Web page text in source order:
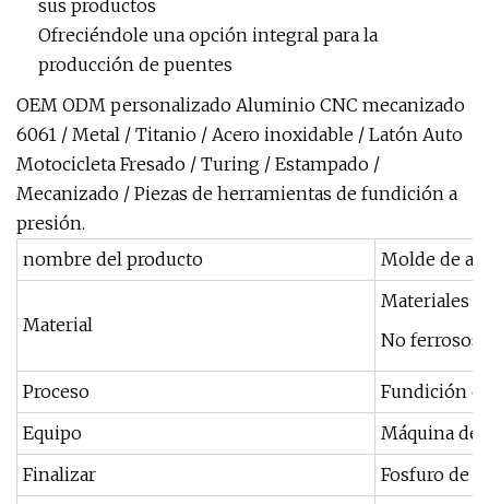
sus productos
Ofreciéndole una opción integral para la
producción de puentes
OEM ODM personalizado Aluminio CNC mecanizado
6061 / Metal / Titanio / Acero inoxidable / Latón Auto
Motocicleta Fresado / Turing / Estampado /
Mecanizado / Piezas de herramientas de fundición a
presión.
nombre del producto
Molde de
Material
Materiales
No ferrosos:
Proceso
Fundición
Equipo
Máquina de
Finalizar
Fosfuro de